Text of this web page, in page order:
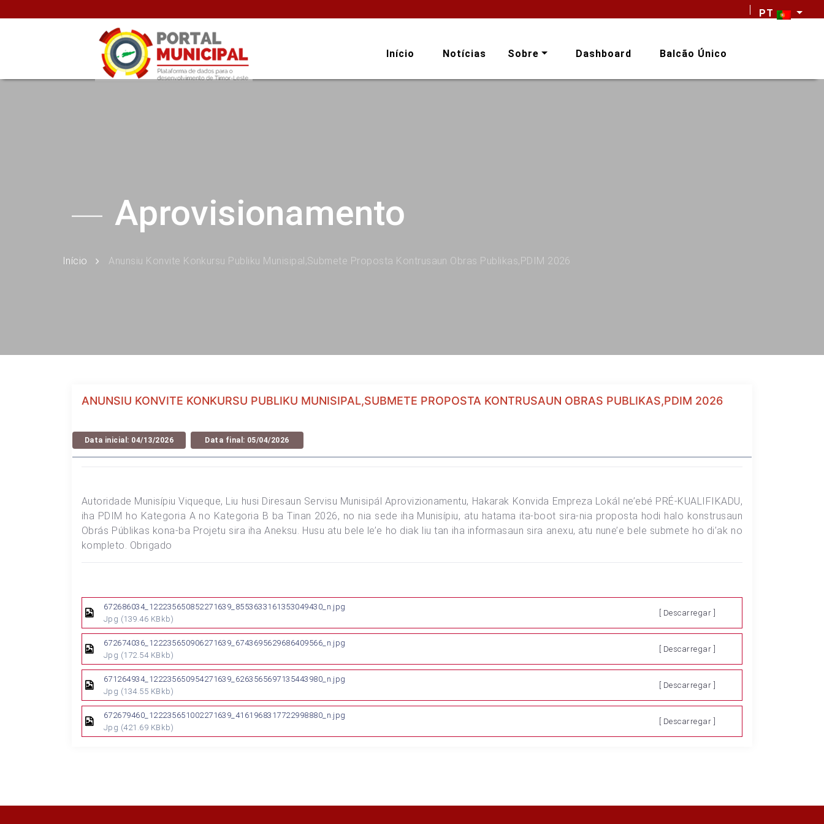
PT
Início Notícias Sobre Dashboard Balcão Único
Aprovisionamento
Início Anunsiu Konvite Konkursu Publiku Munisipal,Submete Proposta Kontrusaun Obras Publikas,PDIM 2026
ANUNSIU KONVITE KONKURSU PUBLIKU MUNISIPAL,SUBMETE PROPOSTA KONTRUSAUN OBRAS PUBLIKAS,PDIM 2026
Data inicial: 04/13/2026 Data final: 05/04/2026
Autoridade Munisípiu Viqueque, Liu husi Diresaun Servisu Munisipál Aprovizionamentu, Hakarak Konvida Empreza Lokál ne’ebé PRÉ-KUALIFIKADU,
iha PDIM ho Kategoria A no Kategoria B ba Tinan 2026, no nia sede iha Munisípiu, atu hatama ita-boot sira-nia proposta hodi halo konstrusaun
Obrás Públikas kona-ba Projetu sira iha Aneksu. Husu atu bele le’e ho diak liu tan iha informasaun sira anexu, atu nune’e bele submete ho di’ak no
kompleto. Obrigado
672686034_122235650852271639_8553633161353049430_n.jpg
Jpg (139.46 KBkb)
[ Descarregar ]
672674036_122235650906271639_6743695629686409566_n.jpg
Jpg (172.54 KBkb)
[ Descarregar ]
671264934_122235650954271639_6263565697135443980_n.jpg
Jpg (134.55 KBkb)
[ Descarregar ]
672679460_122235651002271639_4161968317722998880_n.jpg
Jpg (421.69 KBkb)
[ Descarregar ]